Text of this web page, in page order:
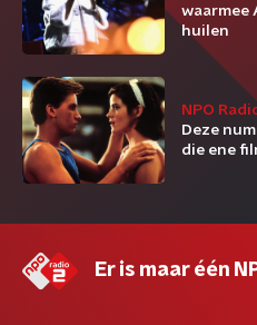
waarmee
huilen
NPO
Deze
die ene
Er is maar één